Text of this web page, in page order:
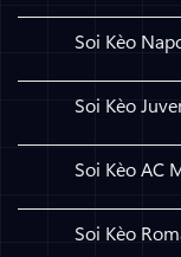
Soi Kèo
Soi Kèo
Soi Kèo AC
Soi Kèo